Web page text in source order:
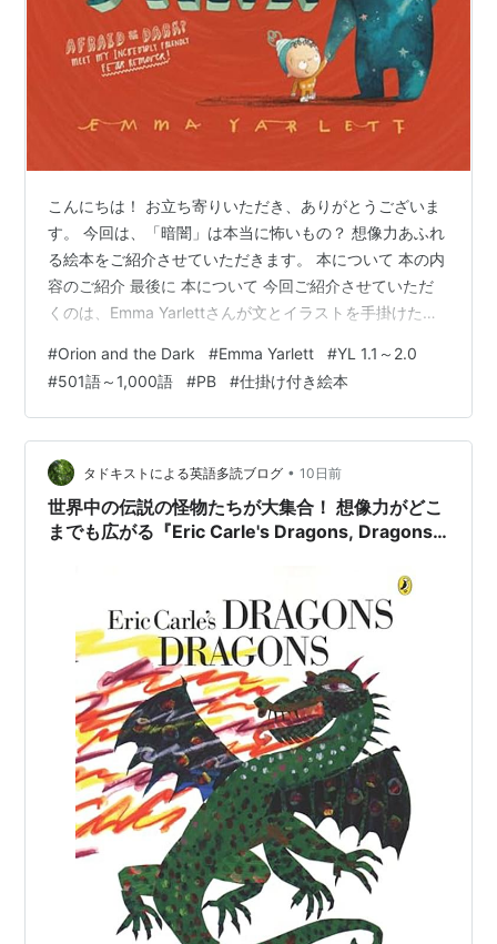
こんにちは！ お立ち寄りいただき、ありがとうございま
す。 今回は、「暗闇」は本当に怖いもの？ 想像力あふれ
る絵本をご紹介させていただきます。 本について 本の内
容のご紹介 最後に 本について 今回ご紹介させていただ
くのは、Emma Yarlettさんが文とイラストを手掛けた英
語数は707語です。 Orion and the Dark: New
DreamWorks film now on Netflix! 作者:Yarlett, Emma
Templar Publishing Amazon 本の内容のご紹介 Ne…
#Orion and the Dark #Emma Yarlett #YL 1.1～2.0
#501語～1,000語 #PB #仕掛け付き絵本
タドキストによる英語多読ブログ • 10日前
世界中の伝説の怪物たちが大集合！ 想像力がどこ
までも広がる『Eric Carle's Dragons, Dragons